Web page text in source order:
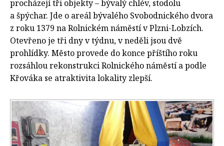
procházejí tři objekty – bývalý chlév, stodolu
a špýchar. Jde o areál bývalého Svobodnického dvora
z roku 1379 na Rolnickém náměstí v Plzni-Lobzích.
Otevřeno je tři dny v týdnu, v neděli jsou dvě
prohlídky. Město provede do konce příštího roku
rozsáhlou rekonstrukci Rolnického náměstí a podle
Křováka se atraktivita lokality zlepší.